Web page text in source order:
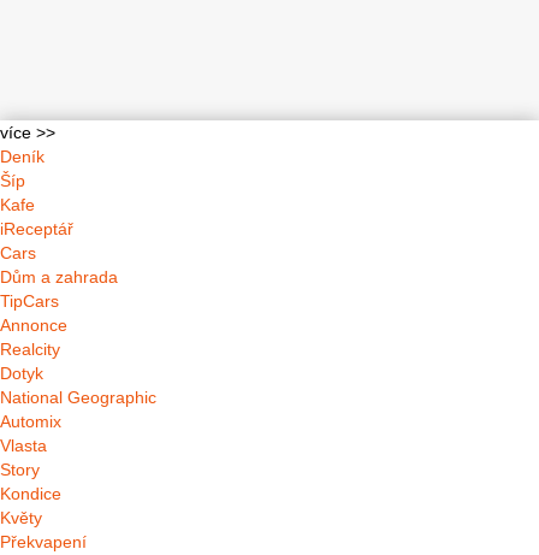
více >>
Deník
Šíp
Kafe
iReceptář
Cars
Dům a zahrada
TipCars
Annonce
Realcity
Dotyk
National Geographic
Automix
Vlasta
Story
Kondice
Květy
Překvapení